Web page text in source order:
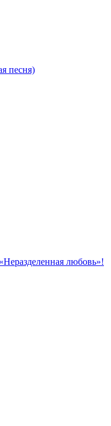
песня)
любовь»!